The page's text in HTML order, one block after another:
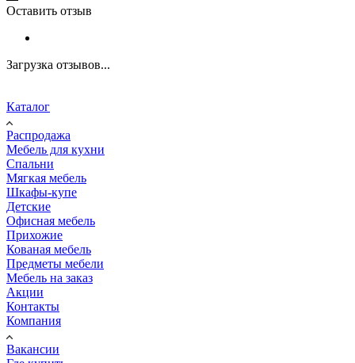
Оставить отзыв
Загрузка отзывов...
Каталог
Распродажа
Мебель для кухни
Спальни
Мягкая мебель
Шкафы-купе
Детские
Офисная мебель
Прихожие
Кованая мебель
Предметы мебели
Мебель на заказ
Акции
Контакты
Компания
Вакансии